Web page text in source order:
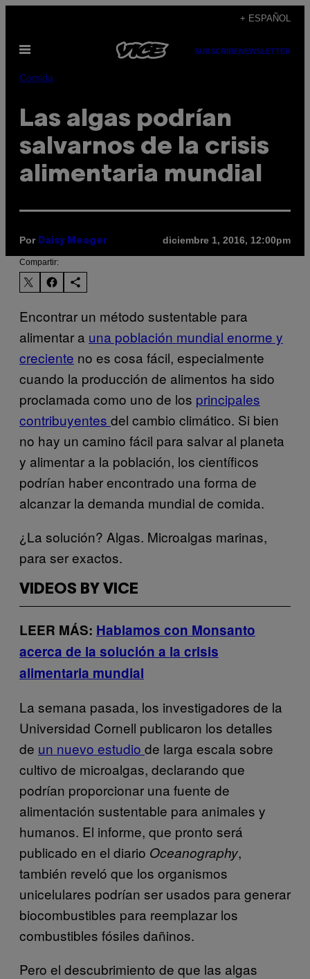
contenido
+ ESPAÑOL
Abrir
SUBSCRIBENEWSLETTER
Comida
Las algas podrían
salvarnos de la crisis
alimentaria mundial
Por Daisy Meager diciembre 1, 2016, 12:00pm
Compartir:
Encontrar un método sustentable para
alimentar a una población mundial enorme y
creciente no es cosa fácil, especialmente
cuando la producción de alimentos ha sido
proclamada como uno de los principales
contribuyentes del cambio climático. Si bien
no hay un camino fácil para salvar al planeta
y alimentar a la población, los científicos
podrían haber encontrado una forma de
alcanzar la demanda mundial de comida.
¿La solución? Algas. Microalgas marinas,
para ser exactos.
VIDEOS BY VICE
LEER MÁS: Hablamos con Monsanto
acerca de la solución a la crisis
alimentaria mundial
La semana pasada, los investigadores de la
Universidad Cornell publicaron los detalles
de un nuevo estudio de larga escala sobre
cultivo de microalgas, declarando que
podrían proporcionar una fuente de
alimentación sustentable para animales y
humanos. El informe, que pronto será
publicado en el diario Oceanography,
también reveló que los organismos
unicelulares podrían ser usados para generar
biocombustibles para reemplazar los
combustibles fósiles dañinos.
Pero el descubrimiento de que las algas